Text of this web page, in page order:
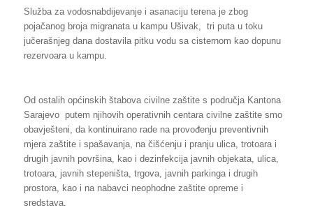
Služba za vodosnabdijevanje i asanaciju terena je zbog
pojačanog broja migranata u kampu Ušivak, tri puta u toku
jučerašnjeg dana dostavila pitku vodu sa cisternom kao dopunu
rezervoara u kampu.
Od ostalih općinskih štabova civilne zaštite s područja Kantona
Sarajevo putem njihovih operativnih centara civilne zaštite smo
obavješteni, da kontinuirano rade na provođenju preventivnih
mjera zaštite i spašavanja, na čišćenju i pranju ulica, trotoara i
drugih javnih površina, kao i dezinfekcija javnih objekata, ulica,
trotoara, javnih stepeništa, trgova, javnih parkinga i drugih
prostora, kao i na nabavci neophodne zaštite opreme i
sredstava.